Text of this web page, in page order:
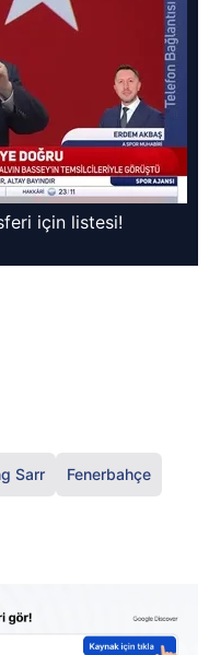
için listesi!
Sarr Fenerbahçe